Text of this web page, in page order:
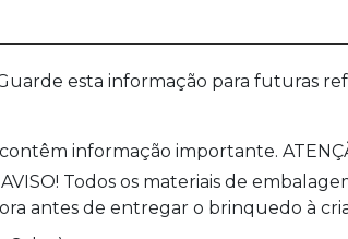
esta informação para futuras
informação importante.
Todos os materiais de
antes de entregar o brinquedo à